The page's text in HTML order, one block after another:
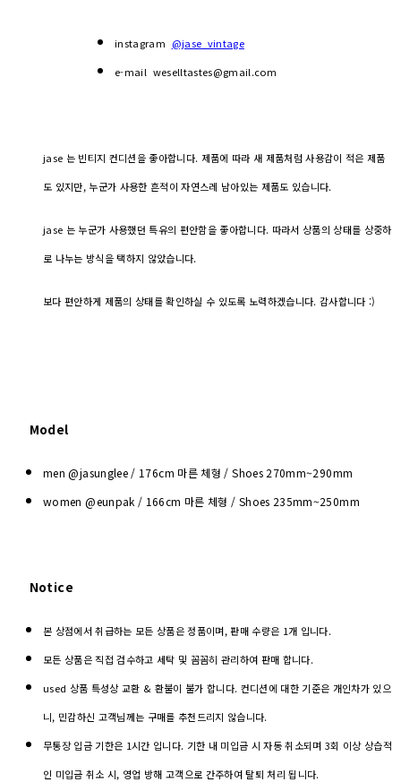
instagram @jase_vintage
e-mail weselltastes@gmail.com
jase 는 빈티지 컨디션을 좋아합니다. 제품에 따라 새 제품처럼 사용감이 적은 제품
도 있지만, 누군가 사용한 흔적이 자연스레 남아있는 제품도 있습니다.
jase 는 누군가 사용했던 특유의 편안함을 좋아합니다. 따라서 상품의 상태를 상중하
로 나누는 방식을 택하지 않았습니다.
보다 편안하게 제품의 상태를 확인하실 수 있도록 노력하겠습니다. 감사합니다 :)
Model
men @jasunglee / 176cm 마른 체형 / Shoes 270mm~290mm
women @eunpak / 166cm 마른 체형 / Shoes 235mm~250mm
Notice
본 상점에서 취급하는 모든 상품은 정품이며, 판매 수량은 1개 입니다.
모든 상품은 직접 검수하고 세탁 및 꼼꼼히 관리하여 판매 합니다.
used 상품 특성상 교환 & 환불이 불가 합니다. 컨디션에 대한 기준은 개인차가 있으
니, 민감하신 고객님께는 구매를 추천드리지 않습니다.
무통장 입금 기한은 1시간 입니다. 기한 내 미입금 시 자동 취소되며 3회 이상 상습적
인 미입금 취소 시, 영업 방해 고객으로 간주하여 탈퇴 처리 됩니다.